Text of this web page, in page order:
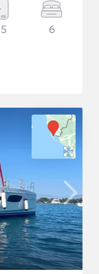
5 6